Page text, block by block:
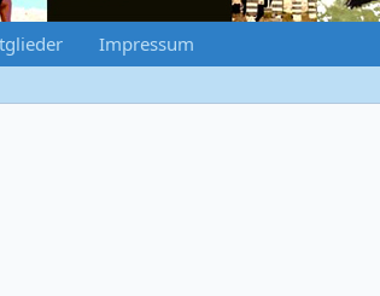
Impressum